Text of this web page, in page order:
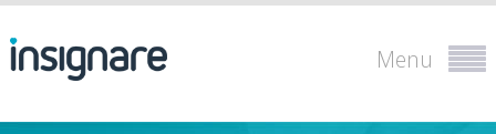
Menu